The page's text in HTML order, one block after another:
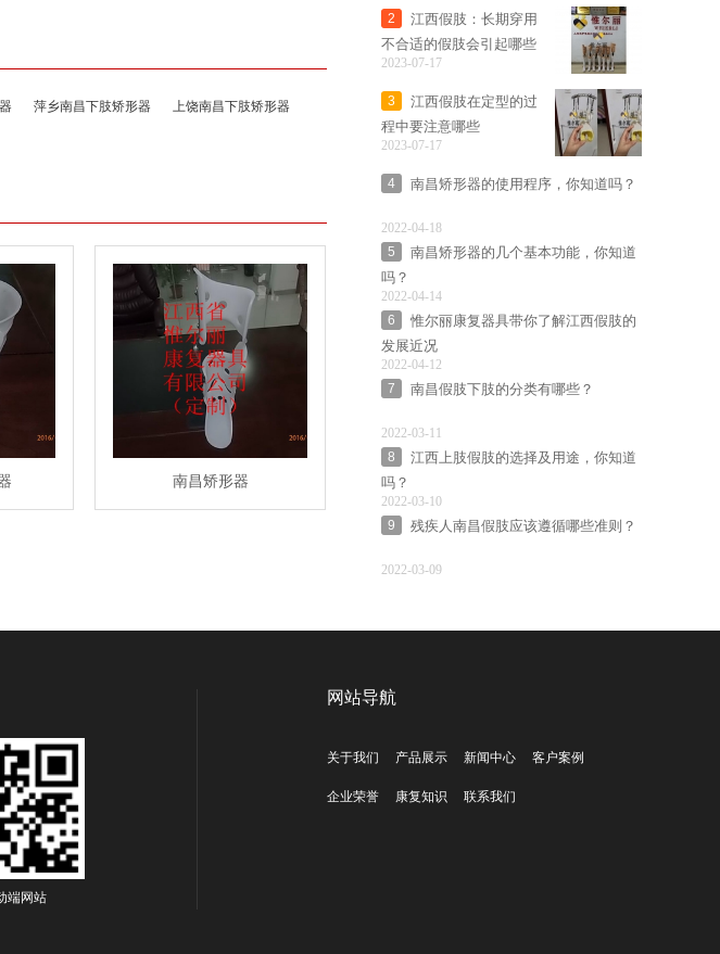
萍乡南昌下肢矫形器
上饶南昌下肢矫形器
南昌矫形器
2
江西假肢：长期穿用
不合适的假肢会引起哪些
问题？
2023-07-17
3
江西假肢在定型的过
程中要注意哪些
2023-07-17
4 南昌矫形器的使用程序，你知道吗？
2022-04-18
5
南昌矫形器的几个基本功能，你知道
吗？
2022-04-14
6
惟尔丽康复器具带你了解江西假肢的
发展近况
2022-04-12
7
南昌假肢下肢的分类有哪些？
2022-03-11
8
江西上肢假肢的选择及用途，你知道
吗？
2022-03-10
9
残疾人南昌假肢应该遵循哪些准则？
2022-03-09
端网站
网站导航
关于我们 产品展示 新闻中心 客户案例
企业荣誉 康复知识 联系我们